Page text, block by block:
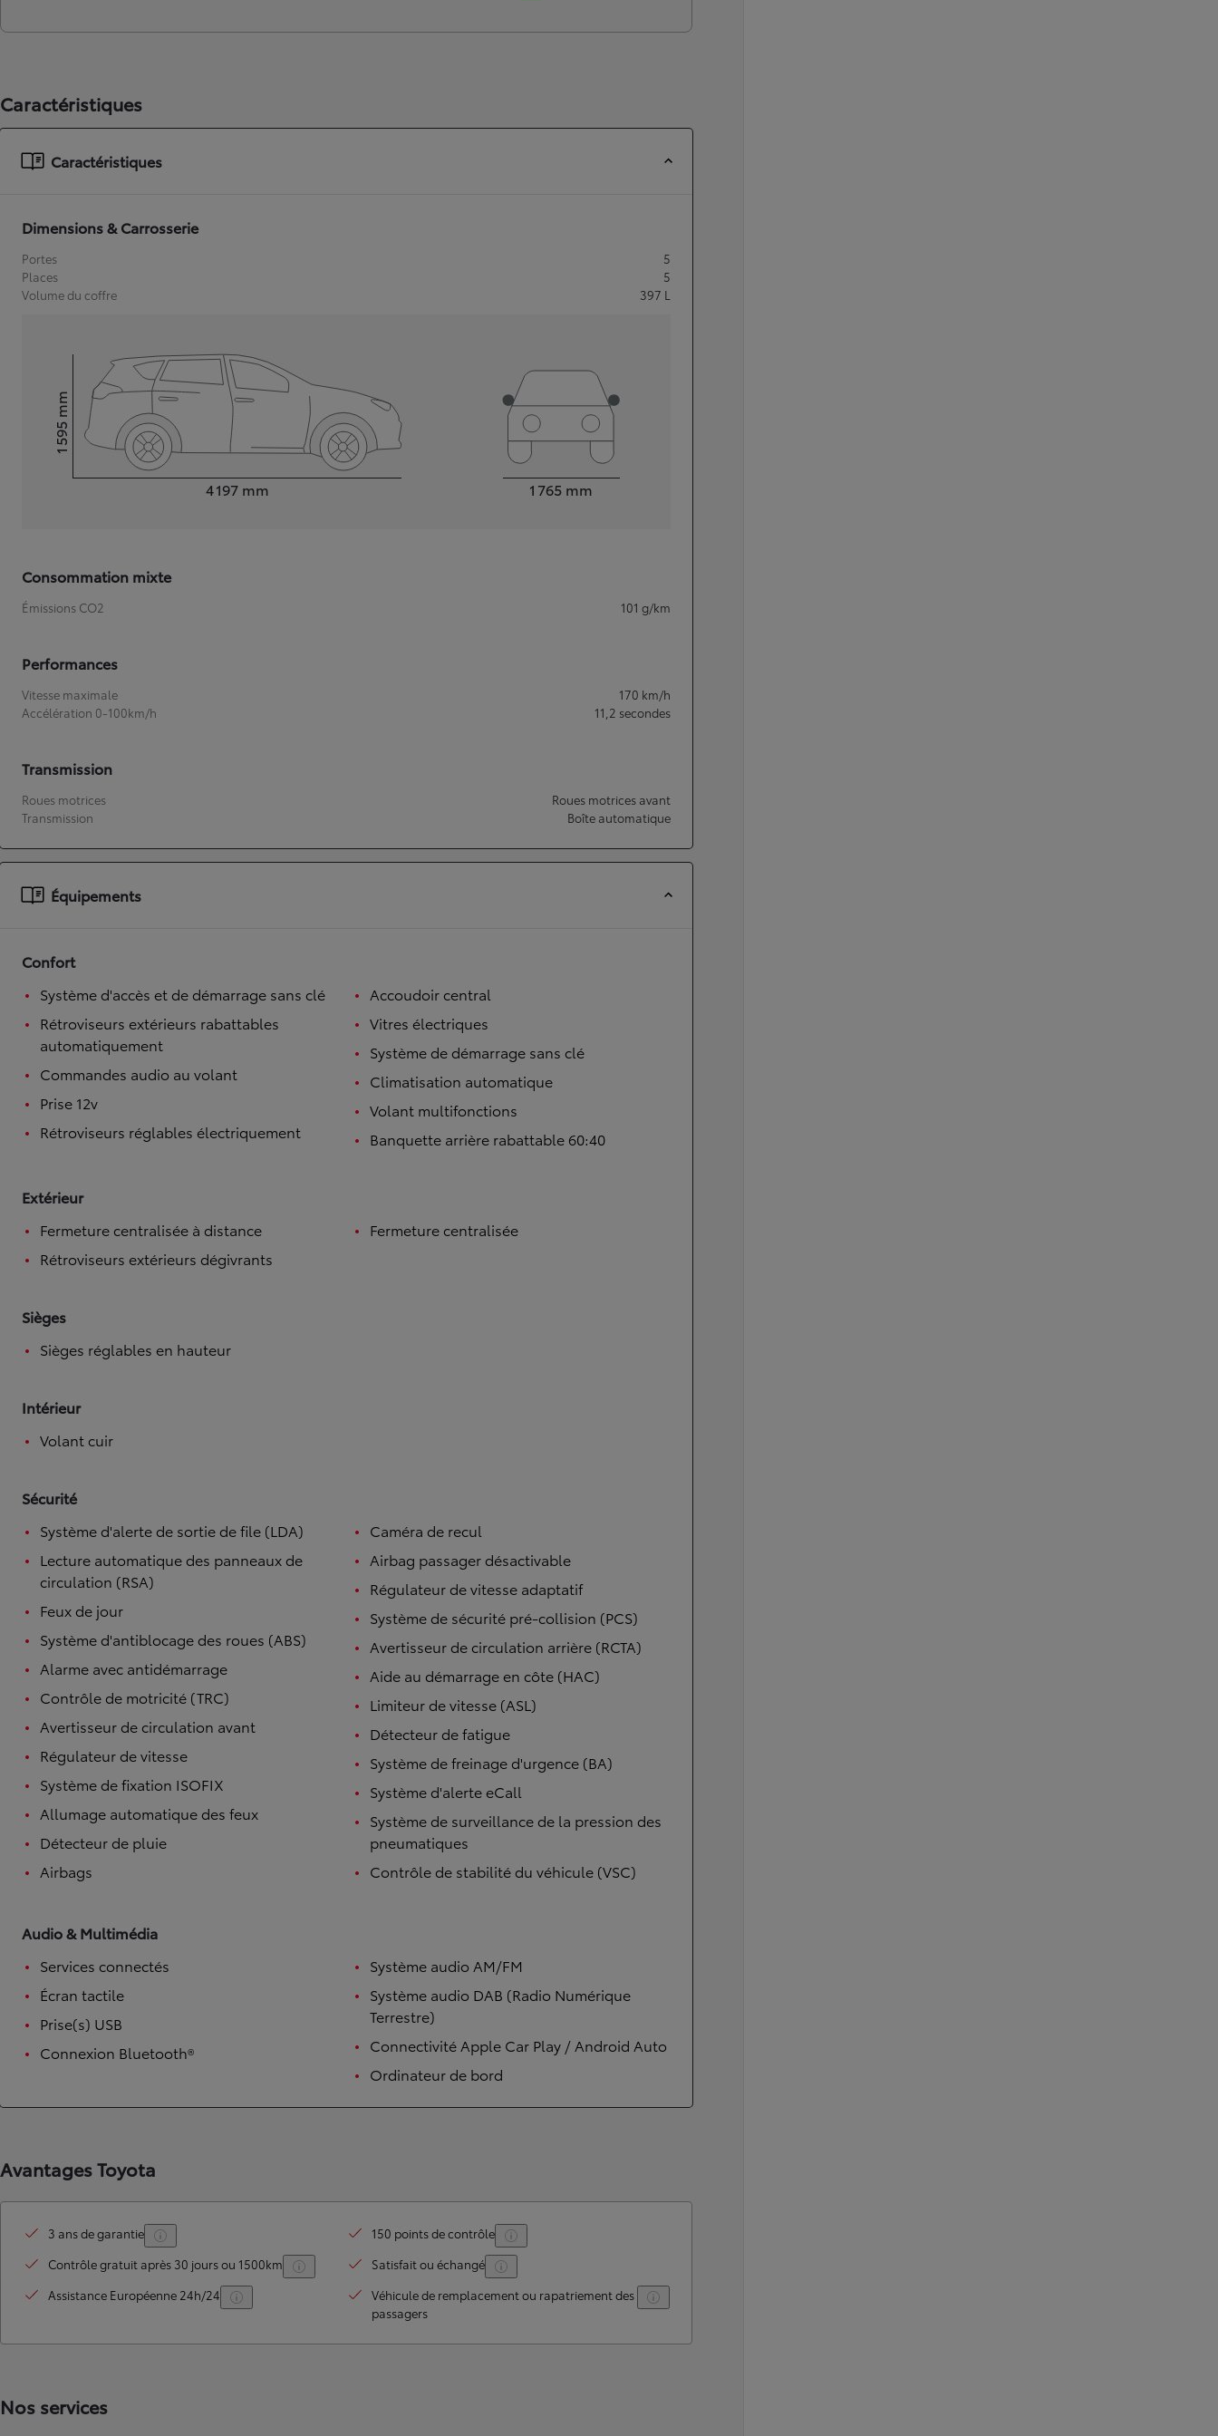
Nouvelle Yaris Cross
Disponible prochainement
HYBRIDE OU HYBRIDE RECHARGEABLE
Disponible rapidement
Caractéristiques
Caractéristiques
Dimensions & Carrosserie
Portes
5
Places
5
Volume du coffre
397 L
4 197 mm
Hauteur1 595
mm
1 765 mm
Consommation mixte
Émissions CO2 101 g/km
Performances
Vitesse maximale 170 km/h
Accélération 0-100km/h
11,2 secondes
Transmission
Roues motrices
Roues motrices avant
Transmission
Boîte automatique
Équipements
Confort
Système d'accès et de démarrage sans clé
Rétroviseurs extérieurs rabattables
automatiquement
Commandes audio au volant
Prise 12v
Rétroviseurs réglables électriquement
Accoudoir central
Vitres électriques
Système de démarrage sans clé
Climatisation automatique
Volant multifonctions
Banquette arrière rabattable 60:40
Extérieur
Fermeture centralisée à distance
Rétroviseurs extérieurs dégivrants
Fermeture centralisée
Sièges
Sièges réglables en hauteur
Intérieur
Volant cuir
Sécurité
Système d'alerte de sortie de file (LDA)
Lecture automatique des panneaux de
circulation (RSA)
Feux de jour
Système d'antiblocage des roues (ABS)
Alarme avec antidémarrage
Contrôle de motricité (TRC)
Avertisseur de circulation avant
Régulateur de vitesse
Système de fixation ISOFIX
Allumage automatique des feux
Détecteur de pluie
Airbags
Caméra de recul
Airbag passager désactivable
Régulateur de vitesse adaptatif
Système de sécurité pré-collision (PCS)
Avertisseur de circulation arrière (RCTA)
Aide au démarrage en côte (HAC)
Limiteur de vitesse (ASL)
Détecteur de fatigue
Système de freinage d'urgence (BA)
Système d'alerte eCall
Système de surveillance de la pression des
pneumatiques
Contrôle de stabilité du véhicule (VSC)
Audio & Multimédia
Services connectés
Écran tactile
Prise(s) USB
Connexion Bluetooth®
Système audio AM/FM
Système audio DAB (Radio Numérique
Terrestre)
Connectivité Apple Car Play / Android Auto
Ordinateur de bord
Avantages Toyota
3 ans de garantie
150 points de contrôle
Contrôle gratuit après 30 jours ou 1500km
Satisfait ou échangé
Assistance Européenne 24h/24
Véhicule de remplacement ou rapatriement des
passagers
Nos services